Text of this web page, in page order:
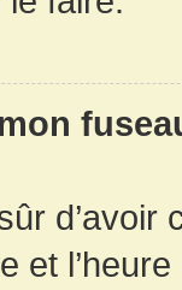
d’avoir
et